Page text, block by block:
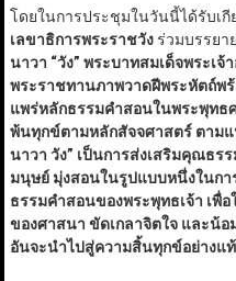
โดยในการประชุมในวันนี้ได้รับเกี
เลขาธิการพระราชวังร่วมบรรยา
นาวา “วัง” พระบาทสมเด็จพระเจ้
พระราชทานภาพวาดฝีพระหัตถ์พ
แพร่หลักธรรมคำสอนในพระพุทธ
พ้นทุกข์ตามหลักสัจจศาสตร์ ตาม
นาวา วัง” เป็นการส่งเสริมคุณธร
มนุษย์ มุ่งสอนในรูปแบบหนึ่งในก
ธรรมคำสอนของพระพุทธเจ้า เพื่
ของศาสนา ขัดเกลาจิตใจ และน้
อันจะนำไปสู่ความสิ้นทุกข์อย่างแ